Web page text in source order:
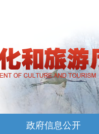
政府信息公开